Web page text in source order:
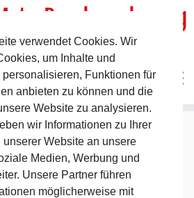
um Pommelsbrunn
verwendet Cookies. Wir
um Inhalte und
Funktionen für
anbieten zu können und die
Website zu analysieren.
wir Informationen zu Ihrer
unserer Website an unsere
Medien, Werbung und
Unsere Partner führen
möglicherweise mit